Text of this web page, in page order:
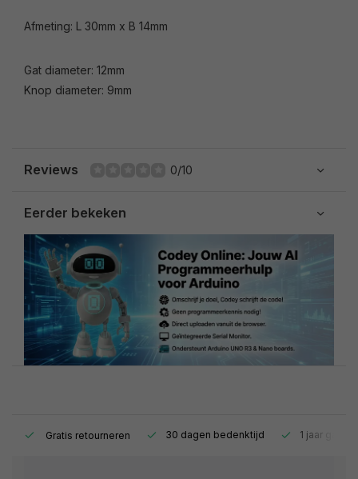
Afmeting: L 30mm x B 14mm
Gat diameter: 12mm
Knop diameter: 9mm
Reviews 0/10
Eerder bekeken
Gratis retourneren 30 dagen bedenktijd 1 jaar